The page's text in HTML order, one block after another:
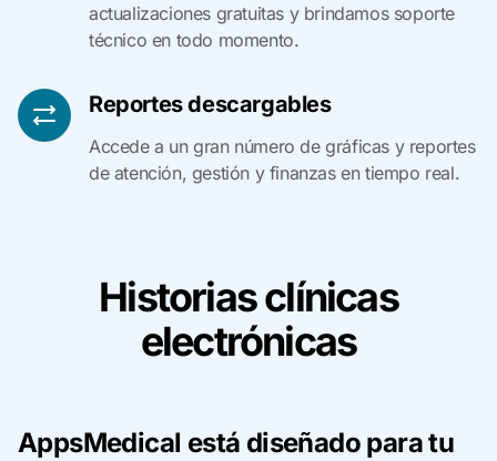
actualizaciones gratuitas y brindamos soporte
técnico en todo momento.
Reportes descargables
Accede a un gran número de gráficas y reportes
de atención, gestión y finanzas en tiempo real.
Historias clínicas
electrónicas
AppsMedical está diseñado para tu